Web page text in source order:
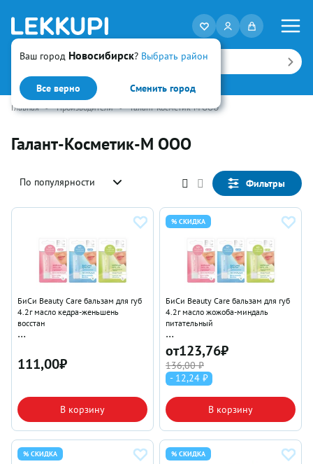
Ваш город Новосибирск? Выбрать район
Все верно Сменить город
Искать
Главная • Производители • Галант-Косметик-М ООО
Галант-Косметик-М ООО
По популярности Фильтры
БиСи Beauty Care бальзам для губ
4.2г масло кедра-женьшень
восстан
111,00₽
В корзину
% СКИДКА
БиСи Beauty Care бальзам для губ
4.2г масло жожоба-миндаль
питательный
Галант-Косметик-М ООО
от123,76₽
136,00 ₽
- 12,24 ₽
В корзину
% СКИДКА % СКИДКА